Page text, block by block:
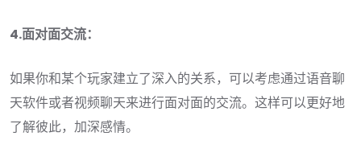
4.面对面交流：
如果你和某个玩家建立了深入的关系，可以考虑通过语音聊
天软件或者视频聊天来进行面对面的交流。这样可以更好地
了解彼此，加深感情。